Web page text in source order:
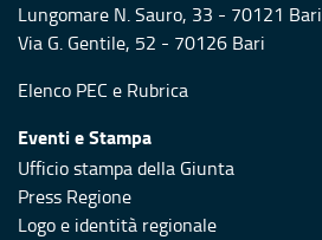
Lungomare N. Sauro, 33 - 70121 Bari
Via G. Gentile, 52 - 70126 Bari
Elenco PEC e Rubrica
Eventi e Stampa
Ufficio stampa della Giunta
Press Regione
Logo e identità regionale